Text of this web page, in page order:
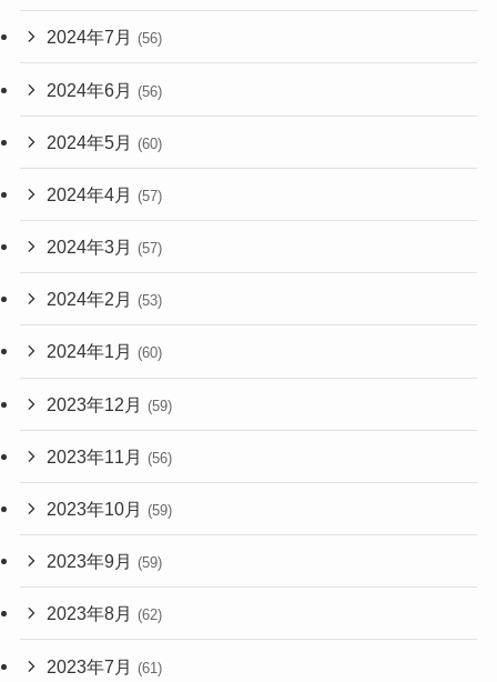
2024年7月 (56)
2024年6月 (56)
2024年5月 (60)
2024年4月 (57)
2024年3月 (57)
2024年2月 (53)
2024年1月 (60)
2023年12月 (59)
2023年11月 (56)
2023年10月 (59)
2023年9月 (59)
2023年8月 (62)
2023年7月 (61)